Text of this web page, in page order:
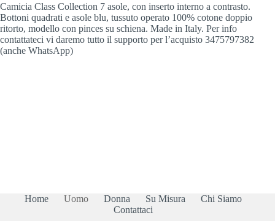
Camicia Class Collection 7 asole, con inserto interno a contrasto.
Bottoni quadrati e asole blu, tussuto operato 100% cotone doppio
ritorto, modello con pinces su schiena. Made in Italy. Per info
contattateci vi daremo tutto il supporto per l’acquisto 3475797382
(anche WhatsApp)
Home Uomo Donna Su Misura
Chi Siamo
Contattaci